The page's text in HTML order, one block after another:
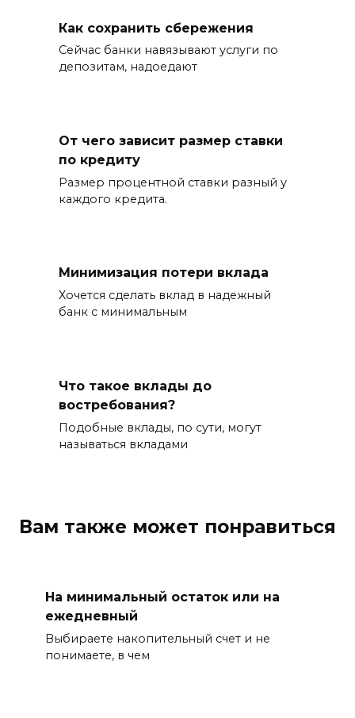
Как сохранить сбережения
Сейчас банки навязывают услуги по
депозитам, надоедают
От чего зависит размер ставки
по кредиту
Размер процентной ставки разный у
каждого кредита.
Минимизация потери вклада
Хочется сделать вклад в надежный
банк с минимальным
Что такое вклады до
востребования?
Подобные вклады, по сути, могут
называться вкладами
Вам также может понравиться
На минимальный остаток или на
ежедневный
Выбираете накопительный счет и не
понимаете, в чем